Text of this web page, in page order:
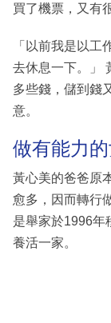
買了機票，又有
「以前我是以
去休息一下。」
多些錢，儲到錢
意。
做有能力的
黃心美的爸爸原
愈多，因而轉行
是舉家於1996年
養活一家。